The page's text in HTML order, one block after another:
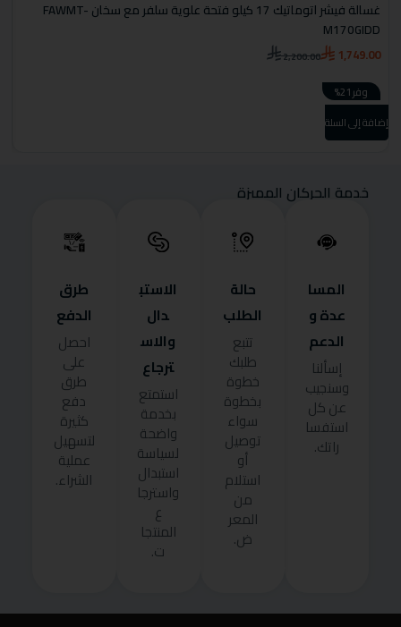
غسالة فيشر اتوماتيك 17 كيلو فتحة علوية سلفر مع سخان FAWMT-
M170GIDD
2,200.00 1,749.00
وفر 21%
إضافة إلى السلة
خدمة الحركان المميزة
المسا
عدة و
الدعم
إسألنا
وسنجيب
عن كل
استفسا
راتك.
حالة
الطلب
تتبع
طلبك
خطوة
بخطوة
سواء
توصيل
أو
استلام
من
المعر
ض.
الاستب
دال
والاس
ترجاع
استمتع
بخدمة
واضحة
لسياسة
استبدال
واسترجا
ع
المنتجا
ت.
طرق
الدفع
احصل
على
طرق
دفع
كثيرة
لتسهيل
عملية
الشراء.